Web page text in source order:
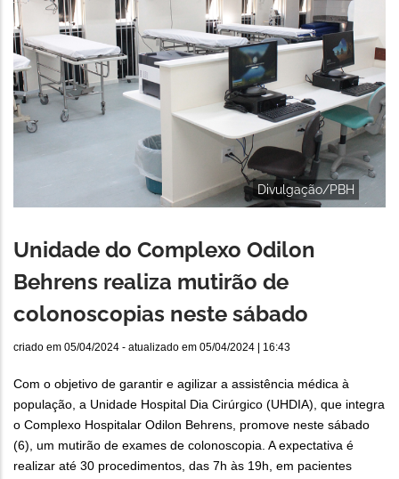
Divulgação/PBH
Unidade do Complexo Odilon
Behrens realiza mutirão de
colonoscopias neste sábado
criado em 05/04/2024 - atualizado em 05/04/2024 | 16:43
Com o objetivo de garantir e agilizar a assistência médica à
população, a Unidade Hospital Dia Cirúrgico (UHDIA), que integra
o Complexo Hospitalar Odilon Behrens, promove neste sábado
(6), um mutirão de exames de colonoscopia. A expectativa é
realizar até 30 procedimentos, das 7h às 19h, em pacientes